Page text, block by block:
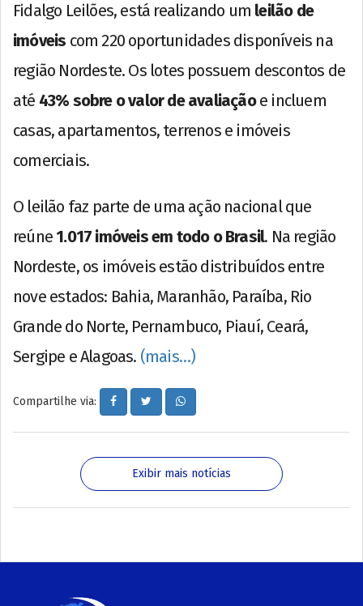
Fidalgo Leilões, está realizando um leilão de
imóveis com 220 oportunidades disponíveis na
região Nordeste. Os lotes possuem descontos de
até 43% sobre o valor de avaliaçãoe incluem
casas, apartamentos, terrenos e imóveis
comerciais.
O leilão faz parte de uma ação nacional que
reúne 1.017 imóveis em todo o Brasil. Na região
Nordeste, os imóveis estão distribuídos entre
nove estados: Bahia, Maranhão, Paraíba, Rio
Grande do Norte, Pernambuco, Piauí, Ceará,
Sergipe e Alagoas. (mais…)
Compartilhe via:
Exibir mais notícias